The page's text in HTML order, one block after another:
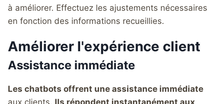
à améliorer. Effectuez les ajustements nécessaires
en fonction des informations recueillies.
Améliorer l'expérience client
Assistance immédiate
Les chatbots offrent une assistance immédiate
aux clients. Ils répondent instantanément aux